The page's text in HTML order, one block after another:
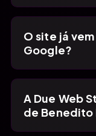
O site já
Google?
A Due Web
de Benedito